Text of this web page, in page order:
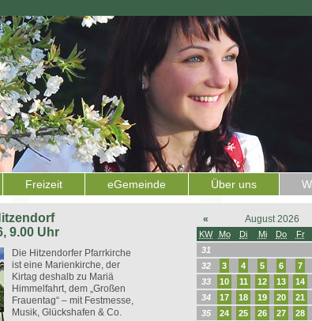
Freizeit eGemeinde Über uns
9.00 Uhr
Die Hitzendorfer Pfarrkirche
ist eine Marienkirche, der
Kirtag deshalb zu Mariä
Himmelfahrt, dem „Großen
Frauentag“ – mit Festmesse,
Musik, Glückshafen & Co.
« August 2026
KW Mo Di Mi Do Fr
31
32
3 4 5 6 7
33
10 11 12 13 14
34
17 18 19 20 21
35
24 25 26 27 28